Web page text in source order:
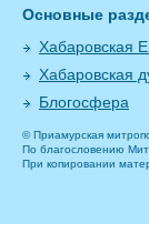
Основные
Хабаровская
Хабаровская
Блогосфера
© Приамурская
По благословению
При копировании